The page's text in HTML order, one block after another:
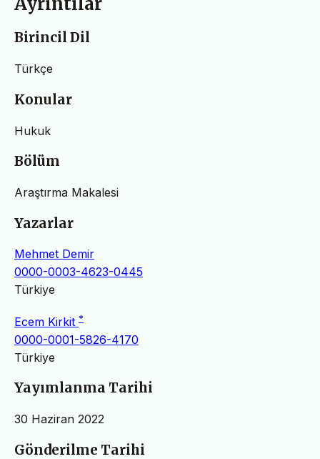
Birincil Dil
Türkçe
Konular
Hukuk
Bölüm
Araştırma Makalesi
Yazarlar
Mehmet Demir
0000-0003-4623-0445
Türkiye
Ecem Kirkit *
0000-0001-5826-4170
Türkiye
Yayımlanma Tarihi
30 Haziran 2022
Gönderilme Tarihi